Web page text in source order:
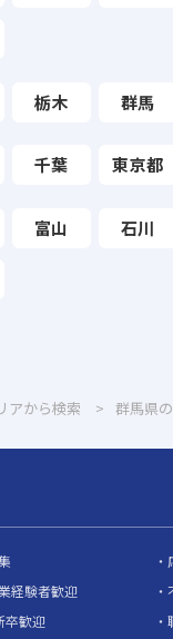
栃木 群馬
千葉 東京都
富山 石川
アから検索 群馬県
経験者歓迎
卒歓迎